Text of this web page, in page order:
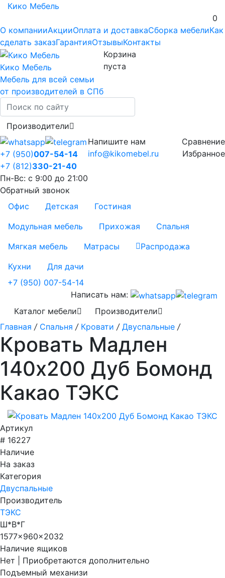
Кико Мебель
0
О компанииАкцииОплата и доставкаСборка мебелиКак
сделать заказГарантияОтзывыКонтакты
Кико Мебель
Мебель для всей семьи
от производителей в СПб
Производители
+7 (950)007-54-14
+7 (812)330-21-40
Пн-Вс: с 9:00 до 21:00
Обратный звонок
Напишите нам
info@kikomebel.ru
Сравнение
Избранное
Корзина
пуста
Офис Детская
Гостиная
Модульная мебель
Прихожая
Спальня
Мягкая мебель
Матрасы
Распродажа
Кухни
Для дачи
+7 (950) 007-54-14
Написать нам:
Каталог мебели
Производители
Главная / Спальня / Кровати / Двуспальные /
Кровать Мадлен
140х200 Дуб Бомонд
Какао ТЭКС
Артикул
# 16227
Наличие
На заказ
Категория
Двуспальные
Производитель
ТЭКС
Ш*В*Г
1577x960x2032
Наличие ящиков
Нет | Приобретаются дополнительно
Подъемный механизи